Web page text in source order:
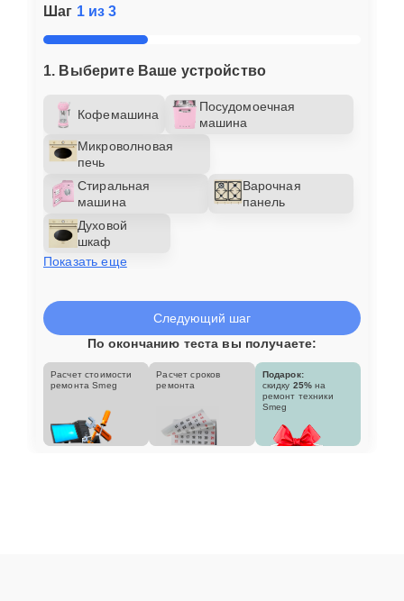
Шаг 1 из 3
1. Выберите Ваше устройство
Кофемашина
Посудомоечная
машина
Микроволновая
печь
Стиральная
машина
Варочная
панель
Духовой
шкаф
Показать еще
Следующий шаг
По окончанию теста вы получаете:
Расчет стоимости
ремонта Smeg
Расчет сроков
ремонта
Подарок:
скидку 25% на
ремонт техники
Smeg